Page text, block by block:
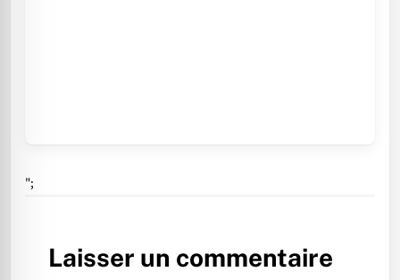
";
Laisser un commentaire